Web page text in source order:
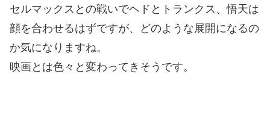
セルマックスとの戦いでヘドとトランクス、悟天は
顔を合わせるはずですが、どのような展開になるの
か気になりますね。
映画とは色々と変わってきそうです。